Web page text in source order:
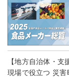
【地方自治体・支
現場で役立つ 災害